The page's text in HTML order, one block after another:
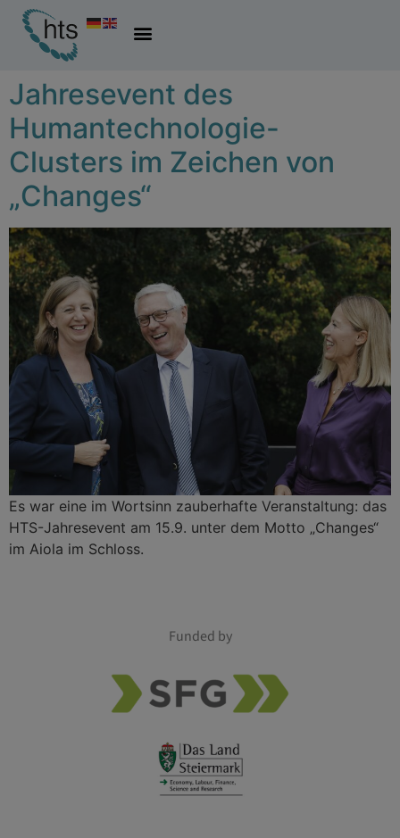
Jahresevent des
Humantechnologie-
Clusters im Zeichen von
„Changes“
Es war eine im Wortsinn zauberhafte Veranstaltung: das
HTS-Jahresevent am 15.9. unter dem Motto „Changes“
im Aiola im Schloss.
Funded by